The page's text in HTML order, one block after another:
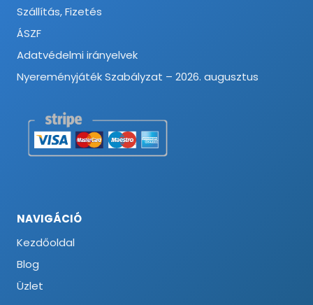
Szállítás, Fizetés
ÁSZF
Adatvédelmi irányelvek
Nyereményjáték Szabályzat – 2026. augusztus
NAVIGÁCIÓ
Kezdőoldal
Blog
Üzlet